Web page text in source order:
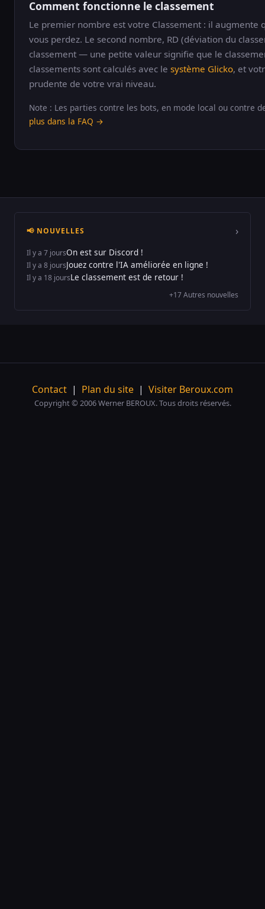
Comment fonctionne le classement
Le premier nombre est votre Classement : il
vous perdez. Le second nombre, RD (déviation du
classement — une petite valeur signifie que le
classements sont calculés avec le système Glicko, et
prudente de votre vrai niveau.
Note : Les parties contre les bots, en mode local ou contre
plus dans la FAQ →
📢 NOUVELLES ›
Il y a 7 joursOn est sur Discord !
Il y a 8 joursJouez contre l'IA améliorée en ligne !
Il y a 18 joursLe classement est de retour !
+17 Autres nouvelles
Contact | Plan du site | Visiter Beroux.com
Copyright © 2006 Werner BEROUX. Tous droits réservés.